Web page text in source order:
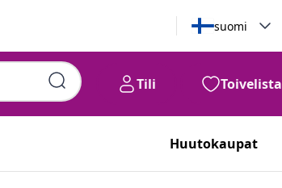
suomi
Tili Toivelista
Huutokaupat